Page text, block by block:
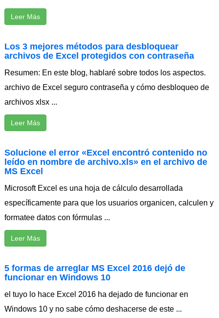
Leer Más
Los 3 mejores métodos para desbloquear
archivos de Excel protegidos con contraseña
Resumen: En este blog, hablaré sobre todos los aspectos.
archivo de Excel seguro contraseña y cómo desbloqueo de
archivos xlsx ...
Leer Más
Solucione el error «Excel encontró contenido no
leído en nombre de archivo.xls» en el archivo de
MS Excel
Microsoft Excel es una hoja de cálculo desarrollada
específicamente para que los usuarios organicen, calculen y
formatee datos con fórmulas ...
Leer Más
5 formas de arreglar MS Excel 2016 dejó de
funcionar en Windows 10
el tuyo lo hace Excel 2016 ha dejado de funcionar en
Windows 10 y no sabe cómo deshacerse de este ...